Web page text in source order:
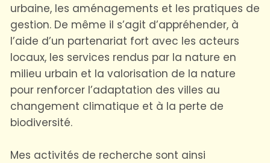
urbaine, les aménagements et les pratiques de
gestion. De même il s’agit d’appréhender, à
l’aide d’un partenariat fort avec les acteurs
locaux, les services rendus par la nature en
milieu urbain et la valorisation de la nature
pour renforcer l’adaptation des villes au
changement climatique et à la perte de
biodiversité.
Mes activités de recherche sont ainsi